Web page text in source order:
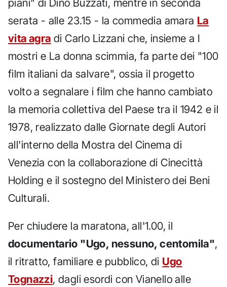
piani" di Dino Buzzati, mentre in seconda
serata - alle 23.15 - la commedia amara La
vita agra di Carlo Lizzani che, insieme a I
mostri e La donna scimmia, fa parte dei "100
film italiani da salvare", ossia il progetto
volto a segnalare i film che hanno cambiato
la memoria collettiva del Paese tra il 1942 e il
1978, realizzato dalle Giornate degli Autori
all'interno della Mostra del Cinema di
Venezia con la collaborazione di Cinecittà
Holding e il sostegno del Ministero dei Beni
Culturali.
Per chiudere la maratona, all'1.00, il
documentario "Ugo, nessuno, centomila",
il ritratto, familiare e pubblico, di Ugo
Tognazzi, dagli esordi con Vianello alle